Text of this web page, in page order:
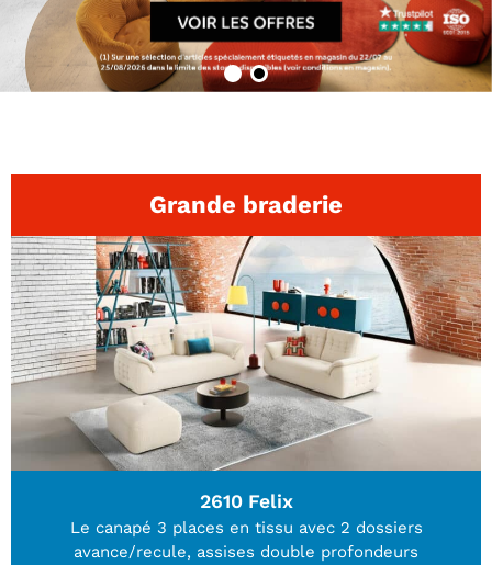
PAR FORME
Canapés convertibles
Canapés d'angle
Canapés droits
Tables repas
Tapis
PAR STYLE
Grande braderie
2610 Felix
Le canapé 3 places en tissu avec 2 dossiers
avance/recule, assises double profondeurs